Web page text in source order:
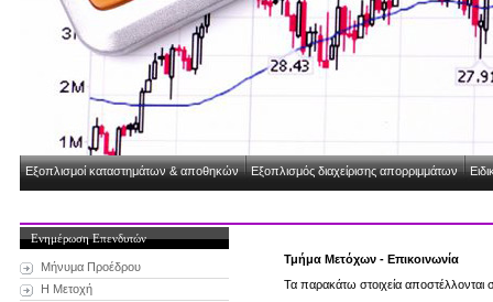
Εξοπλισμοί καταστημάτων & αποθηκών Εξοπλισμός διαχείρισης απορριμμάτων
Ενημέρωση Επενδυτών
Μήνυμα Προέδρου
Η Μετοχή
Τμήμα Μετόχων - Επικοινωνία
Τα παρακάτω στοιχεία αποστέλλονται